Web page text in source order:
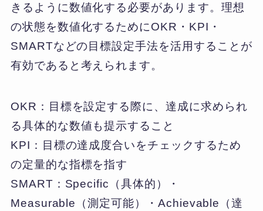
きるように数値化する必要があります。理想
の状態を数値化するためにOKR・KPI・
SMARTなどの目標設定手法を活用することが
有効であると考えられます。
OKR：目標を設定する際に、達成に求められ
る具体的な数値も提示すること
KPI：目標の達成度合いをチェックするため
の定量的な指標を指す
SMART：Specific（具体的）・
Measurable（測定可能）・Achievable（達